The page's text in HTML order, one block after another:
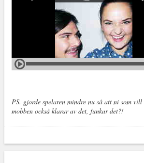
PS. gjorde spelaren mindre nu så att ni som
mobben också klarar av det, funkar det?!